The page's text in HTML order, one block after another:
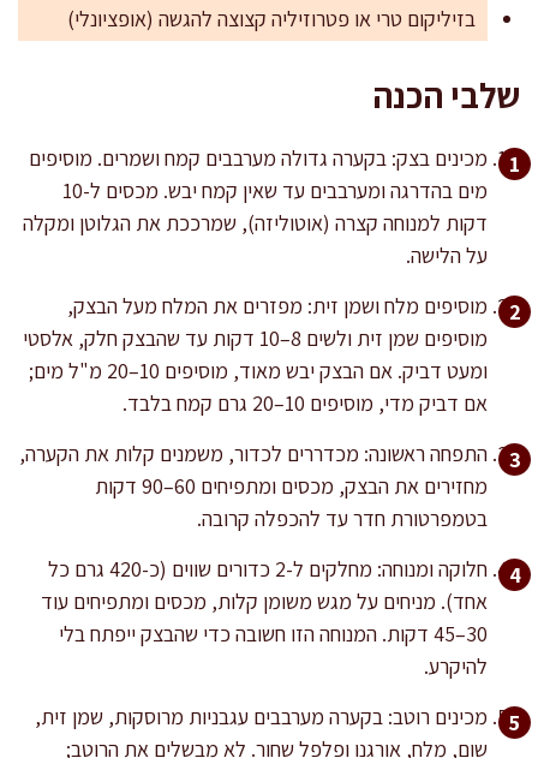
בזיליקום טרי או פטרוזיליה קצוצה להגשה (אופציונלי)
שלבי הכנה
מכינים בצק: בקערה גדולה מערבבים קמח ושמרים. מוסיפים
מים בהדרגה ומערבבים עד שאין קמח יבש. מכסים ל-10
דקות למנוחה קצרה (אוטוליזה), שמרככת את הגלוטן ומקלה
על הלישה.
מוסיפים מלח ושמן זית: מפזרים את המלח מעל הבצק,
מוסיפים שמן זית ולשים 8–10 דקות עד שהבצק חלק, אלסטי
ומעט דביק. אם הבצק יבש מאוד, מוסיפים 10–20 מ"ל מים;
אם דביק מדי, מוסיפים 10–20 גרם קמח בלבד.
התפחה ראשונה: מכדררים לכדור, משמנים קלות את הקערה,
מחזירים את הבצק, מכסים ומתפיחים 60–90 דקות
בטמפרטורת חדר עד להכפלה קרובה.
חלוקה ומנוחה: מחלקים ל-2 כדורים שווים (כ-420 גרם כל
אחד). מניחים על מגש משומן קלות, מכסים ומתפיחים עוד
30–45 דקות. המנוחה הזו חשובה כדי שהבצק ייפתח בלי
להיקרע.
מכינים רוטב: בקערה מערבבים עגבניות מרוסקות, שמן זית,
שום, מלח, אורגנו ופלפל שחור. לא מבשלים את הרוטב;